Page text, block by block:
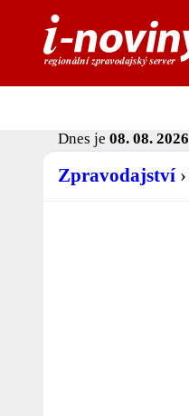
Dnes je 08. 08. 2026
Zpravodajství ›